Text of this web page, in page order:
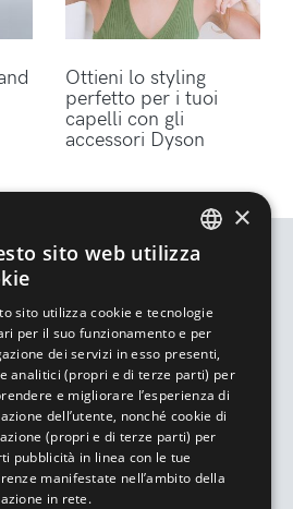
Ottieni lo styling
perfetto per i tuoi
capelli con gli
accessori Dyson
×
sito web utilizza
sito utilizza cookie e tecnologie
per il suo funzionamento e per
dei servizi in esso presenti,
analitici (propri e di terze parti) per
e migliorare l’esperienza di
dell’utente, nonché cookie di
(propri e di terze parti) per
pubblicità in linea con le tue
manifestate nell’ambito della
in rete.